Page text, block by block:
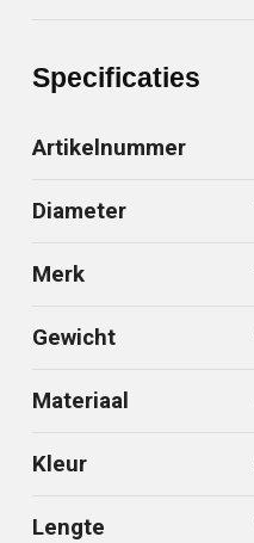
Specificaties
Artikelnummer
Diameter
Merk
Gewicht
Materiaal
Kleur
Lengte